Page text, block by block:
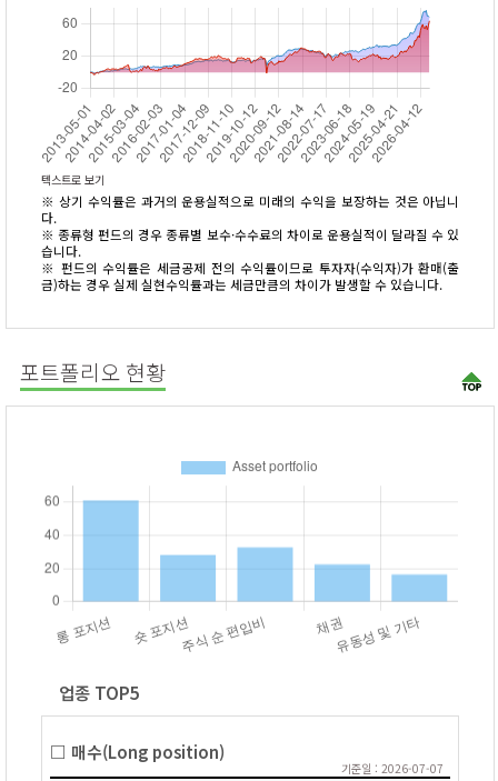
텍스트로 보기
※ 상기 수익률은 과거의 운용실적으로 미래의 수익을 보장하는 것은 아닙니
다.
※ 종류형 펀드의 경우 종류별 보수·수수료의 차이로 운용실적이 달라질 수 있
습니다.
※ 펀드의 수익률은 세금공제 전의 수익률이므로 투자자(수익자)가 환매(출
금)하는 경우 실제 실현수익률과는 세금만큼의 차이가 발생할 수 있습니다.
포트폴리오 현황
업종 TOP5
□ 매수(Long position)
기준일 : 2026-07-07